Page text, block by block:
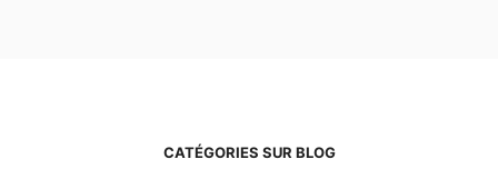
CATÉGORIES SUR BLOG